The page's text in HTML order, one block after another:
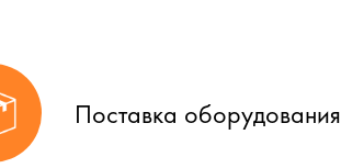
Поставка оборудования